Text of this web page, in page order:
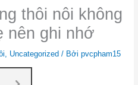
thôi nôi không
nên ghi nhớ
, Uncategorized / Bởi pvcpham15